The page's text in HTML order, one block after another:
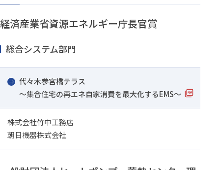
経済産業省資源エネルギー庁長官賞
総合システム部門
代々木参宮橋テラス
～集合住宅の再エネ自家消費を最大化するEMS～
株式会社竹中工務店
朝日機器株式会社